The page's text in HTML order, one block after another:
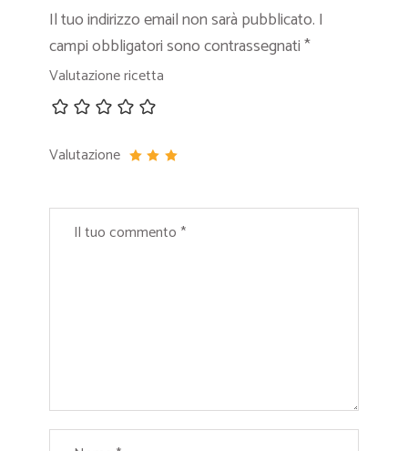
Il tuo indirizzo email non sarà pubblicato. I
campi obbligatori sono contrassegnati*
Valutazione ricetta
Valutazione